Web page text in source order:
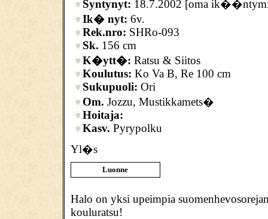
Syntynyt: 18.7.2002 [oma
Ik� nyt: 6v.
Rek.nro: SHRo-093
Sk. 156 cm
K�ytt�: Ratsu & Siitos
Koulutus: Ko Va B, Re 100 cm
Sukupuoli: Ori
Om. Jozzu, Mustikkamets�
Hoitaja:
Kasv. Pyrypolku
Yl�s
Luonne
Halo on yksi upeimpia
kouluratsu!